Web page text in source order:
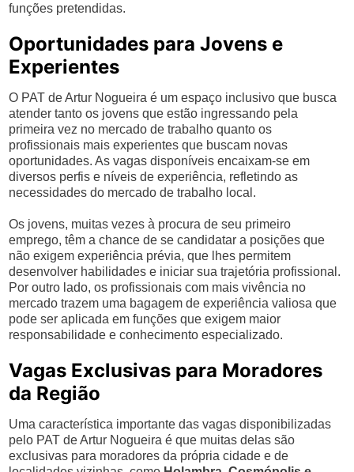
funções pretendidas.
Oportunidades para Jovens e
Experientes
O PAT de Artur Nogueira é um espaço inclusivo que busca
atender tanto os jovens que estão ingressando pela
primeira vez no mercado de trabalho quanto os
profissionais mais experientes que buscam novas
oportunidades. As vagas disponíveis encaixam-se em
diversos perfis e níveis de experiência, refletindo as
necessidades do mercado de trabalho local.
Os jovens, muitas vezes à procura de seu primeiro
emprego, têm a chance de se candidatar a posições que
não exigem experiência prévia, que lhes permitem
desenvolver habilidades e iniciar sua trajetória profissional.
Por outro lado, os profissionais com mais vivência no
mercado trazem uma bagagem de experiência valiosa que
pode ser aplicada em funções que exigem maior
responsabilidade e conhecimento especializado.
Vagas Exclusivas para Moradores
da Região
Uma característica importante das vagas disponibilizadas
pelo PAT de Artur Nogueira é que muitas delas são
exclusivas para moradores da própria cidade e de